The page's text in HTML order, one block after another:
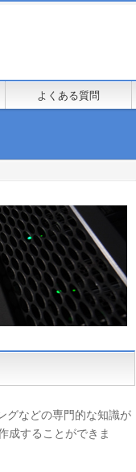
よくある質問
グなどの専門的な知識が
成することができま